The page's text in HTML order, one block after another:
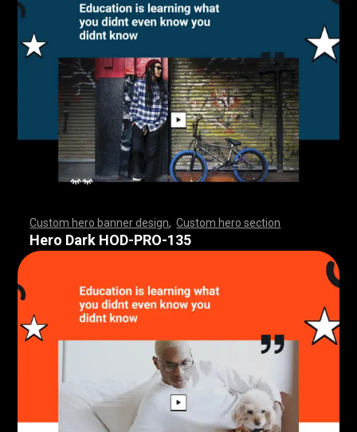
Custom hero banner design ,Custom hero section
,,,,,,,,,,,,,,,,,,,,,,,,,,,,,, ,,,,,,,,,,,,,,,,,,,,,,,
,,,,,,,,,,,,,,,,,,,,,,,,,,,,,, ,,,,,,,,,,,,,,,,,,,,,,,
Hero Dark HOD-PRO-135